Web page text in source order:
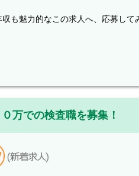
収も魅力的なこの求人へ、応募して
万での検査職を募集！